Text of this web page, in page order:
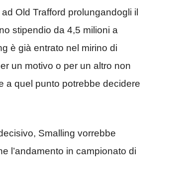
Old Trafford prolungandogli il
stipendio da 4,5 milioni a
è già entrato nel mirino di
un motivo o per un altro non
a quel punto potrebbe decidere
Smalling vorrebbe
l’andamento in campionato di